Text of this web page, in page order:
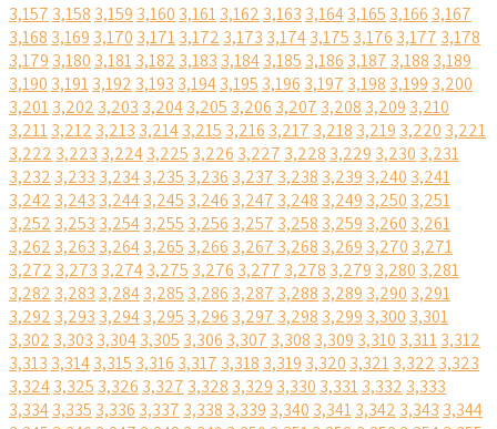
3,157 3,158 3,159 3,160 3,1613,162 3,163 3,1643,165 3,166 3,167
3,168 3,169 3,170 3,1713,172 3,173 3,1743,175 3,176 3,177 3,178
3,179 3,180 3,1813,182 3,183 3,1843,185 3,186 3,187 3,188 3,189
3,190 3,1913,192 3,193 3,1943,195 3,196 3,197 3,198 3,199 3,200
3,2013,202 3,203 3,2043,205 3,206 3,207 3,208 3,209 3,210
3,2113,212 3,213 3,2143,215 3,216 3,217 3,218 3,219 3,220 3,221
3,222 3,223 3,2243,225 3,226 3,227 3,228 3,229 3,230 3,231
3,232 3,233 3,2343,235 3,236 3,237 3,238 3,239 3,240 3,241
3,242 3,243 3,2443,245 3,246 3,247 3,248 3,249 3,250 3,251
3,252 3,253 3,2543,255 3,256 3,257 3,258 3,259 3,260 3,261
3,262 3,263 3,2643,265 3,266 3,267 3,268 3,269 3,270 3,271
3,272 3,273 3,2743,275 3,276 3,277 3,278 3,279 3,280 3,281
3,282 3,283 3,2843,285 3,286 3,287 3,288 3,289 3,290 3,291
3,292 3,293 3,2943,295 3,296 3,297 3,298 3,299 3,300 3,301
3,302 3,303 3,3043,305 3,306 3,307 3,308 3,309 3,310 3,3113,312
3,313 3,3143,315 3,316 3,317 3,318 3,319 3,320 3,3213,322 3,323
3,3243,325 3,326 3,327 3,328 3,329 3,330 3,3313,332 3,333
3,3343,335 3,336 3,337 3,338 3,339 3,340 3,3413,342 3,343 3,344